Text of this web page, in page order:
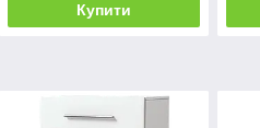
Купити